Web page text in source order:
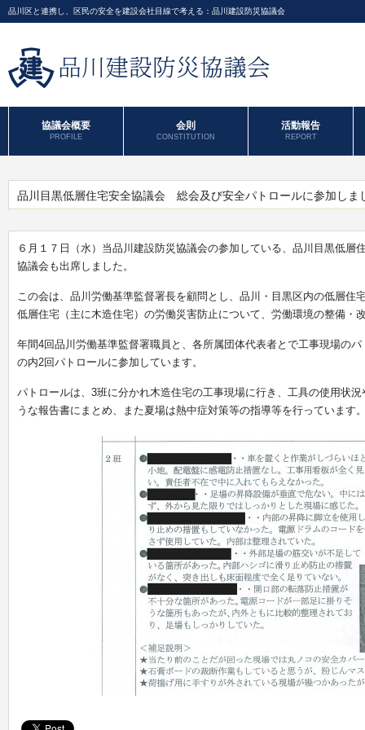
品川区と連携し、区民の安全を建設会社目線で考える：品川建設防災協議会
協議会概要
PROFILE
会則
CONSTITUTION
活動報告
REPORT
品川目黒低層住宅安全協議会 総会及び安全パトロールに参加しま
６月１７日（水）当品川建設防災協議会の参加している、品川目黒低層
協議会も出席しました。
この会は、品川労働基準監督署長を顧問とし、品川・目黒区内の低層住
低層住宅（主に木造住宅）の労働災害防止について、労働環境の整備・
年間4回品川労働基準監督署職員と、各所属団体代表者とで工事現場の
の内2回パトロールに参加しています。
パトロールは、3班に分かれ木造住宅の工事現場に行き、工具の使用状
うな報告書にまとめ、また夏場は熱中症対策等の指導等を行っています